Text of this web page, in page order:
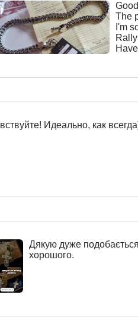
The
I'm
Идеально, как
Дякую дуже
хорошого.